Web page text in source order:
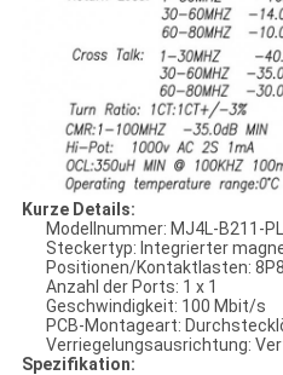
Kurze Details:
Modellnummer: MJ4L-B211-
Steckertyp: Integrierter
Positionen/Kontaktlasten:
Anzahl der Ports: 1 x 1
Geschwindigkeit: 100 Mbit/s
PCB-Montageart:
Verriegelungsausrichtung:
Spezifikation: